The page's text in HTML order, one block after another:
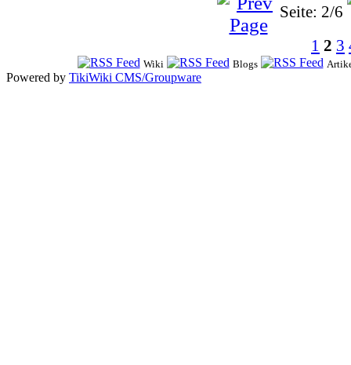
Seite: 2/6
1 2 3
Wiki Blogs
Powered by TikiWiki CMS/Groupware